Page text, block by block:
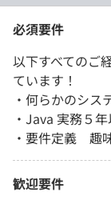
必須要件
以下すべてのご
ています！
・何らかのシ
・Java 実務５
・要件定義 趣
歓迎要件